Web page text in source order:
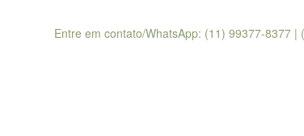
Entre em contato/WhatsApp: (11) 99377-8377 |